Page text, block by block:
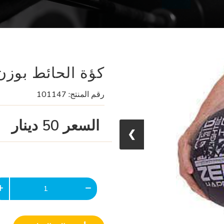
❯
كؤة الحائط بوزن
رقم المنتج: 101147
السعر 50 دينار